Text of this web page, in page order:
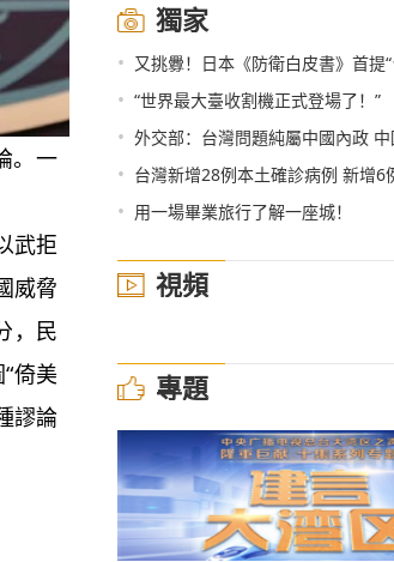
。一
武拒
威脅
，民
倚美
謬論
獨家
• 又挑釁！日本《防衛白皮書》首提
• “世界最大臺收割機正式登場了！”
• 外交部：台灣問題純屬中國內政 中國
• 台灣新增28例本土確診病例 新增6
• 用一場畢業旅行了解一座城！
視頻
專題